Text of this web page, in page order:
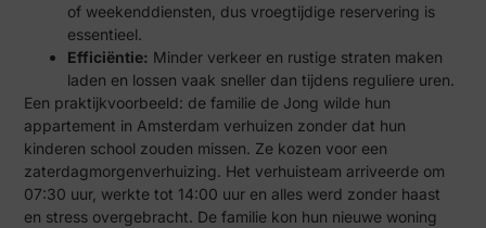
of weekenddiensten, dus vroegtijdige reservering is
essentieel.
Efficiëntie: Minder verkeer en rustige straten maken
laden en lossen vaak sneller dan tijdens reguliere uren.
Een praktijkvoorbeeld: de familie de Jong wilde hun
appartement in Amsterdam verhuizen zonder dat hun
kinderen school zouden missen. Ze kozen voor een
zaterdagmorgenverhuizing. Het verhuisteam arriveerde om
07:30 uur, werkte tot 14:00 uur en alles werd zonder haast
en stress overgebracht. De familie kon hun nieuwe woning